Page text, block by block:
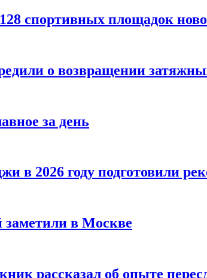
спортивных площадок
о возвращении
за день
в 2026 году подготовили
заметили в Москве
рассказал об опыте